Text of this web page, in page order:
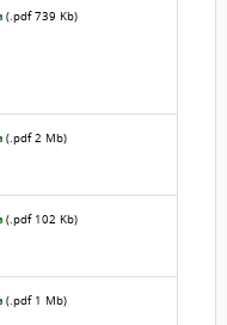
Archivo
Nº
9
(.pdf 739 Kb)
Archivo
la
aclaración
(.pdf 2 Mb)
Archivo
la
aclaración
(.pdf 102 Kb)
Archivo
(.pdf 1 Mb)